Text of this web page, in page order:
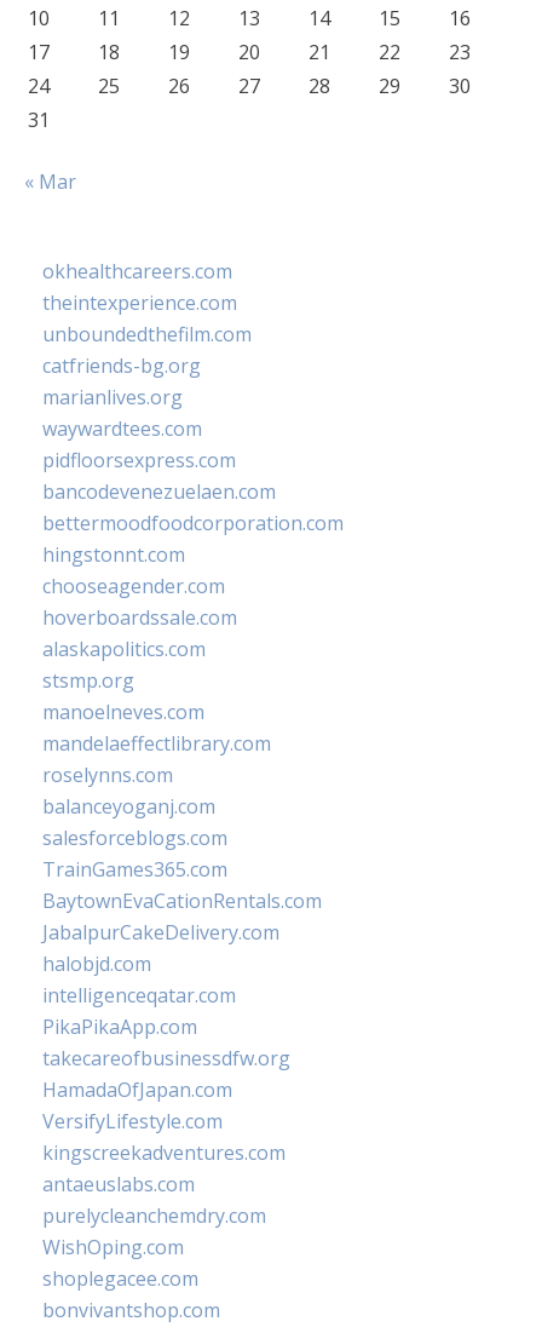
10 11 12 13 14 15
16
17
18 19 20 21 22
23
24
25 26 27 28 29
30
31
« Mar
okhealthcareers.com
theintexperience.com
unboundedthefilm.com
catfriends-bg.org
marianlives.org
waywardtees.com
pidfloorsexpress.com
bancodevenezuelaen.com
bettermoodfoodcorporation.com
hingstonnt.com
chooseagender.com
hoverboardssale.com
alaskapolitics.com
stsmp.org
manoelneves.com
mandelaeffectlibrary.com
roselynns.com
balanceyoganj.com
salesforceblogs.com
TrainGames365.com
BaytownEvaCationRentals.com
JabalpurCakeDelivery.com
halobjd.com
intelligenceqatar.com
PikaPikaApp.com
takecareofbusinessdfw.org
HamadaOfJapan.com
VersifyLifestyle.com
kingscreekadventures.com
antaeuslabs.com
purelycleanchemdry.com
WishOping.com
shoplegacee.com
bonvivantshop.com